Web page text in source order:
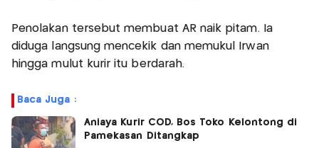
Penolakan tersebut membuat AR naik pitam. Ia
diduga langsung mencekik dan memukul Irwan
hingga mulut kurir itu berdarah.
Baca Juga :
Aniaya Kurir COD, Bos Toko Kelontong di
Pamekasan Ditangkap